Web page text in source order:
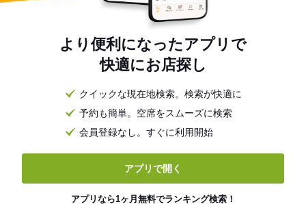
より便利になったアプリで
快適にお店探し
クイックな現在地検索。検索が快適に
予約も簡単。空席をスムーズに検索
会員登録なし。すぐに利用開始
アプリで開く
アプリなら1ヶ月無料でランキング検索！